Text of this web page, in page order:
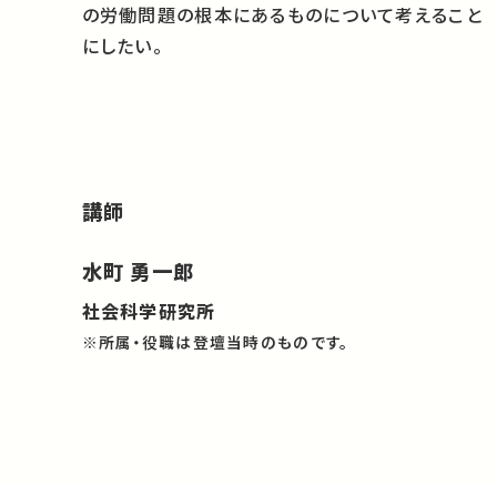
の労働問題の根本にあるものについて考えること
にしたい。
講師
水町 勇一郎
社会科学研究所
※所属・役職は登壇当時のものです。